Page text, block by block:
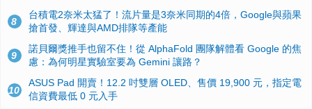
8
台積電2奈米太猛了！流片量是3奈米同期的4倍，Google與蘋果
搶首發、輝達與AMD排隊等產能
9
諾貝爾獎推手也留不住！從 AlphaFold 團隊解體看 Google 的焦
慮：為何明星實驗室要為 Gemini 讓路？
10
ASUS Pad 開賣！12.2 吋雙層 OLED、售價 19,900 元，指定電
信資費最低 0 元入手